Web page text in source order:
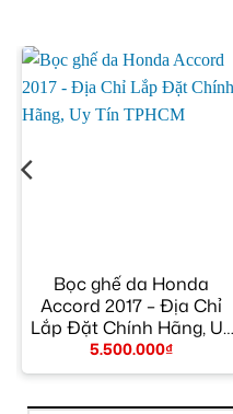
Bọc ghế da Honda
Accord 2017 – Địa Chỉ
Lắp Đặt Chính Hãng, Uy
Tín TPHCM
5.500.000₫